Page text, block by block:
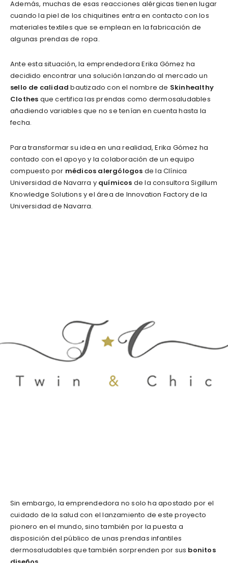
Además, muchas de esas reacciones alérgicas tienen lugar
cuando la piel de los chiquitines entra en contacto con los
materiales textiles que se emplean en la fabricación de
algunas prendas de ropa.
Ante esta situación, la emprendedora Erika Gómez ha
decidido encontrar una solución lanzando al mercado un
sello de calidad bautizado con el nombre de Skinhealthy
Clothes que certifica las prendas como dermosaludables
añadiendo variables que no se tenían en cuenta hasta la
fecha.
Para transformar su idea en una realidad, Erika Gómez ha
contado con el apoyo y la colaboración de un equipo
compuesto por médicos alergólogos de la Clínica
Universidad de Navarra y químicos de la consultora Sigillum
Knowledge Solutions y el área de Innovation Factory de la
Universidad de Navarra.
Sin embargo, la emprendedora no solo ha apostado por el
cuidado de la salud con el lanzamiento de este proyecto
pionero en el mundo, sino también por la puesta a
disposición del público de unas prendas infantiles
dermosaludables que también sorprenden por sus bonitos